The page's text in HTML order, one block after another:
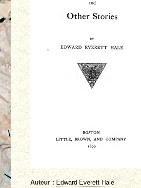
Auteur : Edward Everett Hale